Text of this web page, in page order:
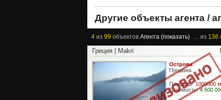
Другие объекты агента /
4 из 99 объектов Агента (показать) ... из 136
Греция | Makri
Острова
Продажа
Площадь:1000000 м
Стоимость: 4 500